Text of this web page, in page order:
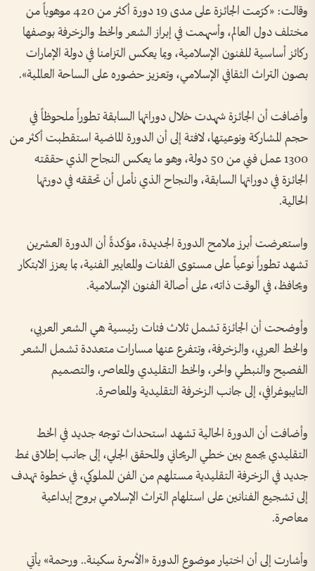
وقالت: «كرّمت الجائزة على مدى 19 دورة أكثر من 420 موهوباً من
مختلف دول العالم، وأسهمت في إبراز الشعر والخط والزخرفة بوصفها
ركائز أساسية للفنون الإسلامية، وبما يعكس التزامنا في دولة الإمارات
بصون التراث الثقافي الإسلامي، وتعزيز حضوره على الساحة العالمية».
وأضافت أن الجائزة شهدت خلال دوراتها السابقة تطوراً ملحوظاً في
حجم المشاركة ونوعيتها، لافتة إلى أن الدورة الماضية استقطبت أكثر من
1300 عمل فني من 50 دولة، وهو ما يعكس النجاح الذي حققته
الجائزة في دوراتها السابقة، والنجاح الذي نأمل أن تحققه في دورتها
الحالية.
واستعرضت أبرز ملامح الدورة الجديدة، مؤكدةً أن الدورة العشرين
تشهد تطوراً نوعياً على مستوى الفئات والمعايير الفنية، بما يعزز الابتكار
ويحافظ، في الوقت ذاته، على أصالة الفنون الإسلامية.
وأوضحت أن الجائزة تشمل ثلاث فئات رئيسية هي الشعر العربي،
والخط العربي، والزخرفة، وتتفرع عنها مسارات متعددة تشمل الشعر
الفصيح والنبطي والحر، والخط التقليدي والمعاصر، والتصميم
التايبوغرافي، إلى جانب الزخرفة التقليدية والمعاصرة.
وأضافت أن الدورة الحالية تشهد استحداث توجه جديد في الخط
التقليدي يجمع بين خطي الريحاني والمحقق الجلي، إلى جانب إطلاق نمط
جديد في الزخرفة التقليدية مستلهم من الفن المملوكي، في خطوة تهدف
إلى تشجيع الفنانين على استلهام التراث الإسلامي بروح إبداعية
معاصرة.
وأشارت إلى أن اختيار موضوع الدورة «الأسرة سكينة.. ورحمة» يأتي